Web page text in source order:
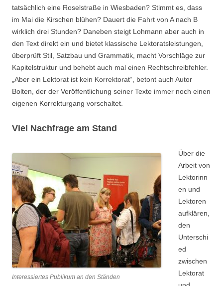
tatsächlich eine Roselstraße in Wiesbaden? Stimmt es, dass
im Mai die Kirschen blühen? Dauert die Fahrt von A nach B
wirklich drei Stunden? Daneben steigt Lohmann aber auch in
den Text direkt ein und bietet klassische Lektoratsleistungen,
überprüft Stil, Satzbau und Grammatik, macht Vorschläge zur
Kapitelstruktur und behebt auch mal einen Rechtschreibfehler.
„Aber ein Lektorat ist kein Korrektorat“, betont auch Autor
Bolten, der der Veröffentlichung seiner Texte immer noch einen
eigenen Korrekturgang vorschaltet.
Viel Nachfrage am Stand
Interessiertes Publikum an den Ständen
Über die
Arbeit von
Lektorinn
en und
Lektoren
aufklären,
den
Unterschi
ed
zwischen
Lektorat